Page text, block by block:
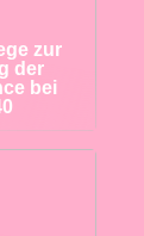
zur
der
bei